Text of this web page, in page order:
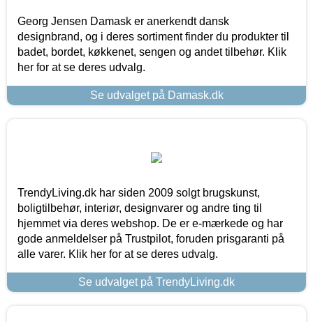
Georg Jensen Damask er anerkendt dansk
designbrand, og i deres sortiment finder du produkter til
badet, bordet, køkkenet, sengen og andet tilbehør. Klik
her for at se deres udvalg.
Se udvalget på Damask.dk
TrendyLiving.dk har siden 2009 solgt brugskunst,
boligtilbehør, interiør, designvarer og andre ting til
hjemmet via deres webshop. De er e-mærkede og har
gode anmeldelser på Trustpilot, foruden prisgaranti på
alle varer. Klik her for at se deres udvalg.
Se udvalget på TrendyLiving.dk